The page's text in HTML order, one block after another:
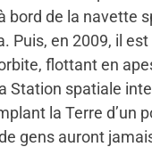
bord de la navette
Puis, en 2009, il
flottant en
Station spatiale
la Terre d’un
gens auront